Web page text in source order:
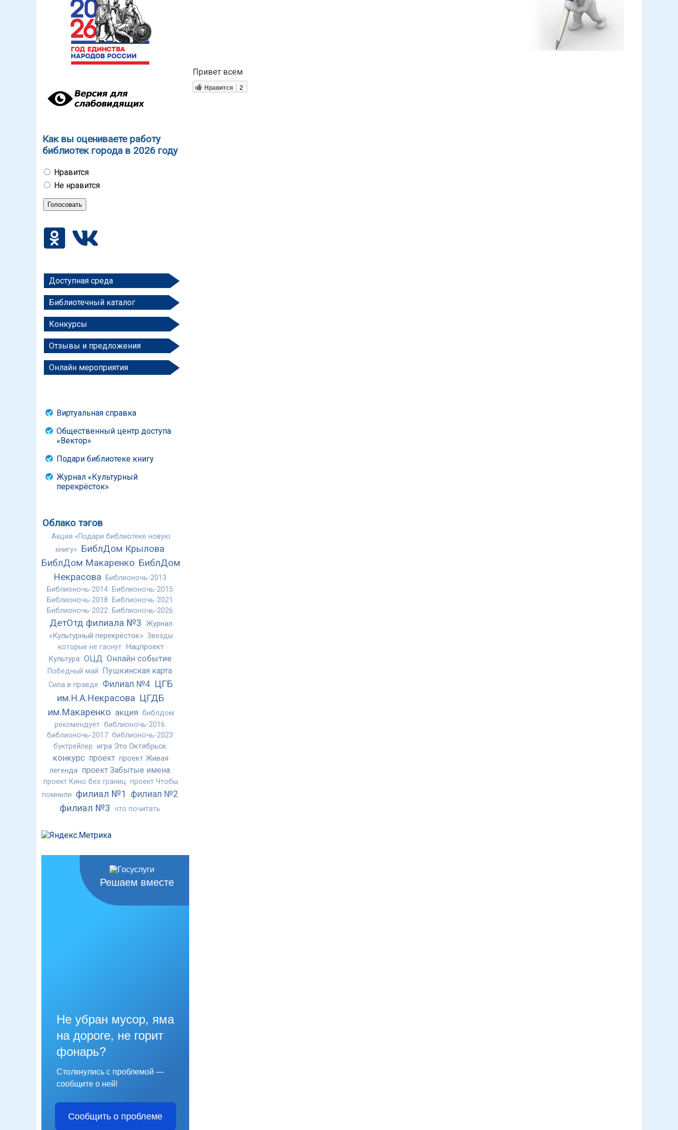
Как вы оцениваете работу
библиотек города в 2026 году
Нравится
Не нравится
Доступная среда
Библиотечный каталог
Конкурсы
Отзывы и предложения
Онлайн мероприятия
Виртуальная справка
Общественный центр доступа
«Вектор»
Подари библиотеке книгу
Журнал «Культурный
перекрёсток»
Облако тэгов
Акция «Подари библиотеке новую
книгу» БиблДом Крылова
БиблДом Макаренко БиблДом
Некрасова
Библионочь-2013
Библионочь-2014
Библионочь-2015
Библионочь-2018
Библионочь-2021
Библионочь-2022
Библионочь-2026
ДетОтд филиала №3
Журнал
«Культурный перекрёсток» Звезды
которые не гаснут Нацпроект
Культура ОЦД Онлайн событие
Победный май Пушкинская карта
Сила в правде Филиал №4 ЦГБ
им.Н.А.Некрасова ЦГДБ
им.Макаренко акция библдом
рекомендует библионочь-2016
библионочь-2017 библионочь-2023
буктрейлер игра Это Октябрьск
конкурс проект проект Живая
легенда проект Забытые имена
проект Кино без границ проект Чтобы
помнили филиал №1 филиал №2
филиал №3 что почитать
Решаем вместе
Не убран мусор, яма
на дороге, не горит
фонарь?
Столкнулись с проблемой —
сообщите о ней!
Сообщить о проблеме
Привет всем
Нравится 2